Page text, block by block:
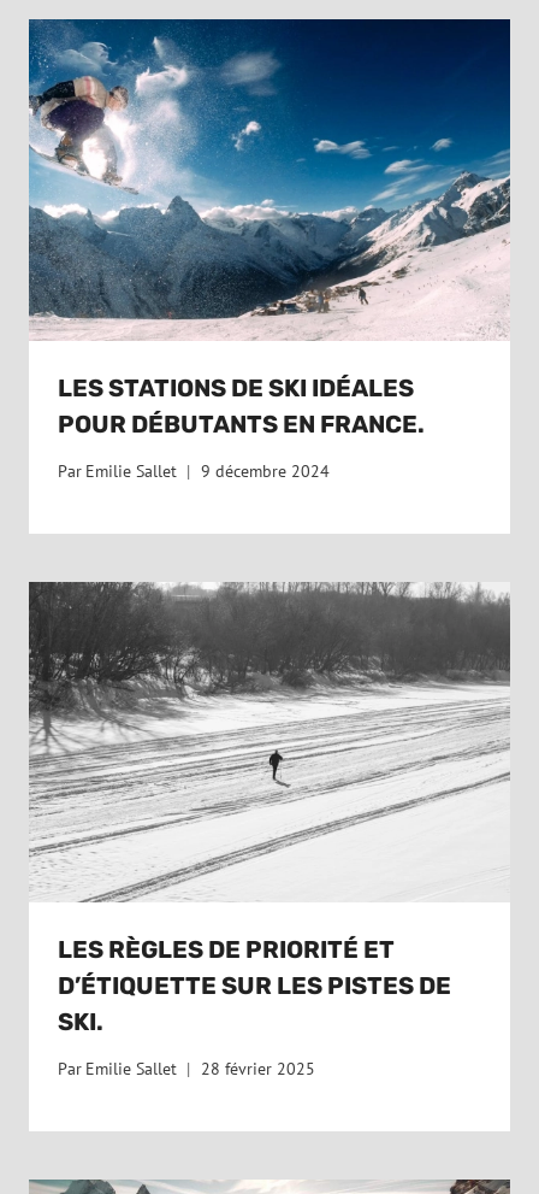
LES STATIONS DE SKI IDÉALES
POUR DÉBUTANTS EN FRANCE.
Par Emilie Sallet 9 décembre 2024
LES RÈGLES DE PRIORITÉ ET
D’ÉTIQUETTE SUR LES PISTES DE
SKI.
Par Emilie Sallet 28 février 2025